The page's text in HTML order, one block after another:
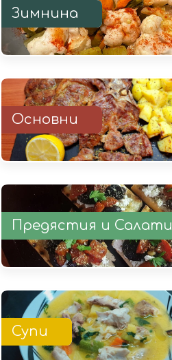
Зимнина
Основни
Предястия и Салати
Супи